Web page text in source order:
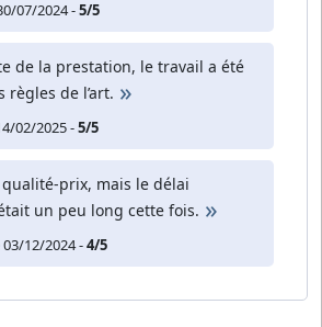
07/2024 -5/5
de la prestation, le travail a été
règles de l’art.
02/2025 -5/5
prix, mais le délai
un peu long cette fois.
03/12/2024 -4/5